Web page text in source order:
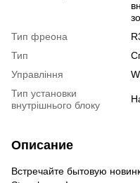
Тип фреона
Тип
Управління
Тип установки
внутрішнього блоку
Описание
Встречайте бытовую